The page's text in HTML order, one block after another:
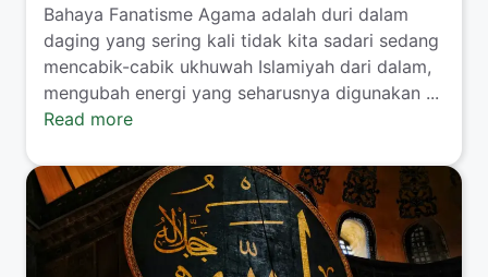
Bahaya Fanatisme Agama adalah duri dalam
daging yang sering kali tidak kita sadari sedang
mencabik-cabik ukhuwah Islamiyah dari dalam,
mengubah energi yang seharusnya digunakan ...
Read more